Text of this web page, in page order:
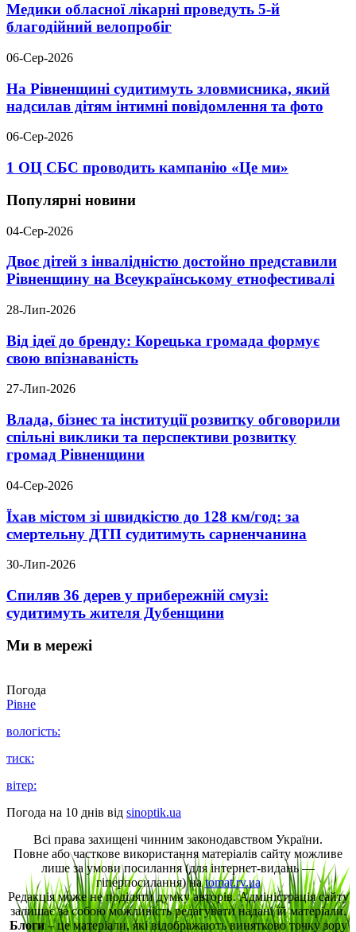
Медики обласної лікарні проведуть 5-й
благодійний велопробіг
06-Сер-2026
На Рівненщині судитимуть зловмисника, який
надсилав дітям інтимні повідомлення та фото
06-Сер-2026
1 ОЦ СБС проводить кампанію «Це ми»
Популярні новини
04-Сер-2026
Двоє дітей з інвалідністю достойно представили
Рівненщину на Всеукраїнському етнофестивалі
28-Лип-2026
Від ідеї до бренду: Корецька громада формує
свою впізнаваність
27-Лип-2026
Влада, бізнес та інституції розвитку обговорили
спільні виклики та перспективи розвитку
громад Рівненщини
04-Сер-2026
Їхав містом зі швидкістю до 128 км/год: за
смертельну ДТП судитимуть сарненчанина
30-Лип-2026
Спиляв 36 дерев у прибережній смузі:
судитимуть жителя Дубенщини
Ми в мережі
Погода
Рівне
вологість:
тиск:
вітер:
Погода на 10 днів від sinoptik.ua
Всі права захищені чинним законодавством України.
Повне або часткове використання матеріалів сайту можливе
лише за умови посилання (для інтернет-видань —
гіперпосилання) наtomat.rv.ua
Редакція може не поділяти думку авторів. Адміністрація сайту
залишає за собою можливість редагувати надані їй матеріали.
Блоги– це матеріали, які відображають винятково точку зору